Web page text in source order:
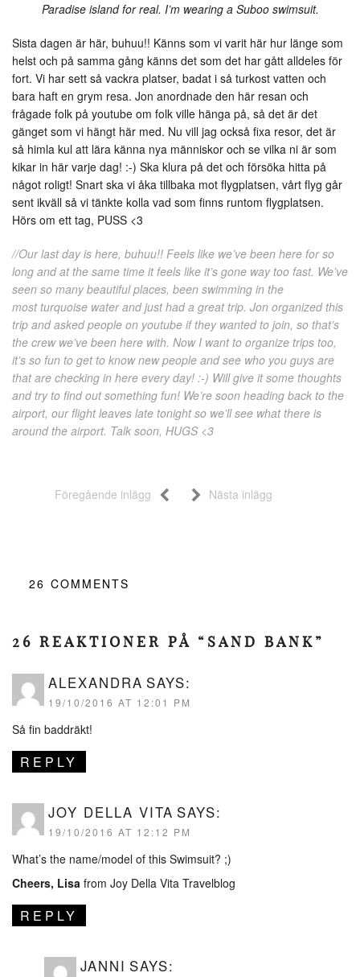
Paradise island for real. I’m wearing a Suboo swimsuit.
Sista dagen är här, buhuu!! Känns som vi varit här hur länge som
helst och på samma gång känns det som det har gått alldeles för
fort. Vi har sett så vackra platser, badat i så turkost vatten och
bara haft en grym resa. Jon anordnade den här resan och
frågade folk på youtube om folk ville hänga på, så det är det
gänget som vi hängt här med. Nu vill jag också fixa resor, det är
så himla kul att lära känna nya människor och se vilka ni är som
kikar in här varje dag! :-) Ska klura på det och försöka hitta på
något roligt! Snart ska vi åka tillbaka mot flygplatsen, vårt flyg går
sent ikväll så vi tänkte kolla vad som finns runtom flygplatsen.
Hörs om ett tag, PUSS <3
//Our last day is here, buhuu!! Feels like we’ve been here for so
long and at the same time it feels like it’s gone way too fast. We’ve
seen so many beautiful places, been swimming in the
most turquoise water and just had a great trip. Jon organized this
trip and asked people on youtube if they wanted to join, so that’s
the crew we’ve been here with. Now I want to organize trips too,
it’s so fun to get to know new people and see who you guys are
that are checking in here every day! :-) Will give it some thoughts
and try to find out something fun! We’re soon heading back to the
airport, our flight leaves late tonight so we’ll see what there is
around the airport. Talk soon, HUGS <3
Föregående inlägg Nästa inlägg
26 COMMENTS
26 REAKTIONER PÅ “SAND BANK”
ALEXANDRA SAYS:
19/10/2016 AT 12:01 PM
Så fin baddräkt!
REPLY
JOY DELLA VITA SAYS:
19/10/2016 AT 12:12 PM
What’s the name/model of this Swimsuit? ;)
Cheers, Lisa from Joy Della Vita Travelblog
REPLY
JANNI SAYS: